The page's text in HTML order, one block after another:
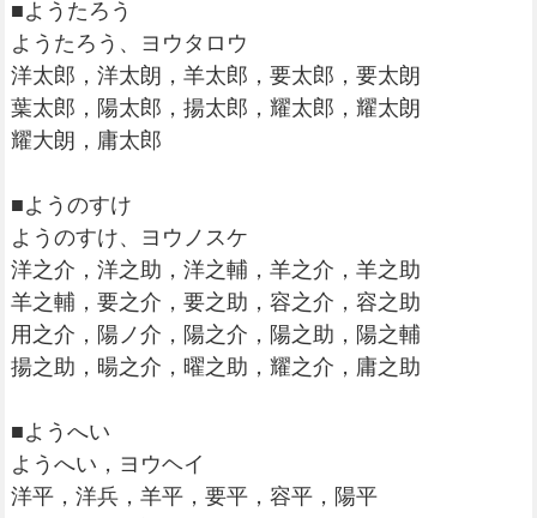
■ようたろう
ようたろう、ヨウタロウ
洋太郎，洋太朗，羊太郎，要太郎，要太朗
葉太郎，陽太郎，揚太郎，耀太郎，耀太朗
耀大朗，庸太郎
■ようのすけ
ようのすけ、ヨウノスケ
洋之介，洋之助，洋之輔，羊之介，羊之助
羊之輔，要之介，要之助，容之介，容之助
用之介，陽ノ介，陽之介，陽之助，陽之輔
揚之助，暘之介，曜之助，耀之介，庸之助
■ようへい
ようへい，ヨウヘイ
洋平，洋兵，羊平，要平，容平，陽平